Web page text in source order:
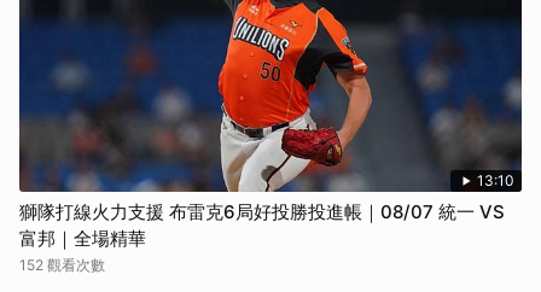
13:10
獅隊打線火力支援 布雷克6局好投勝投進帳｜08/07 統一 VS
富邦｜全場精華
152 觀看次數